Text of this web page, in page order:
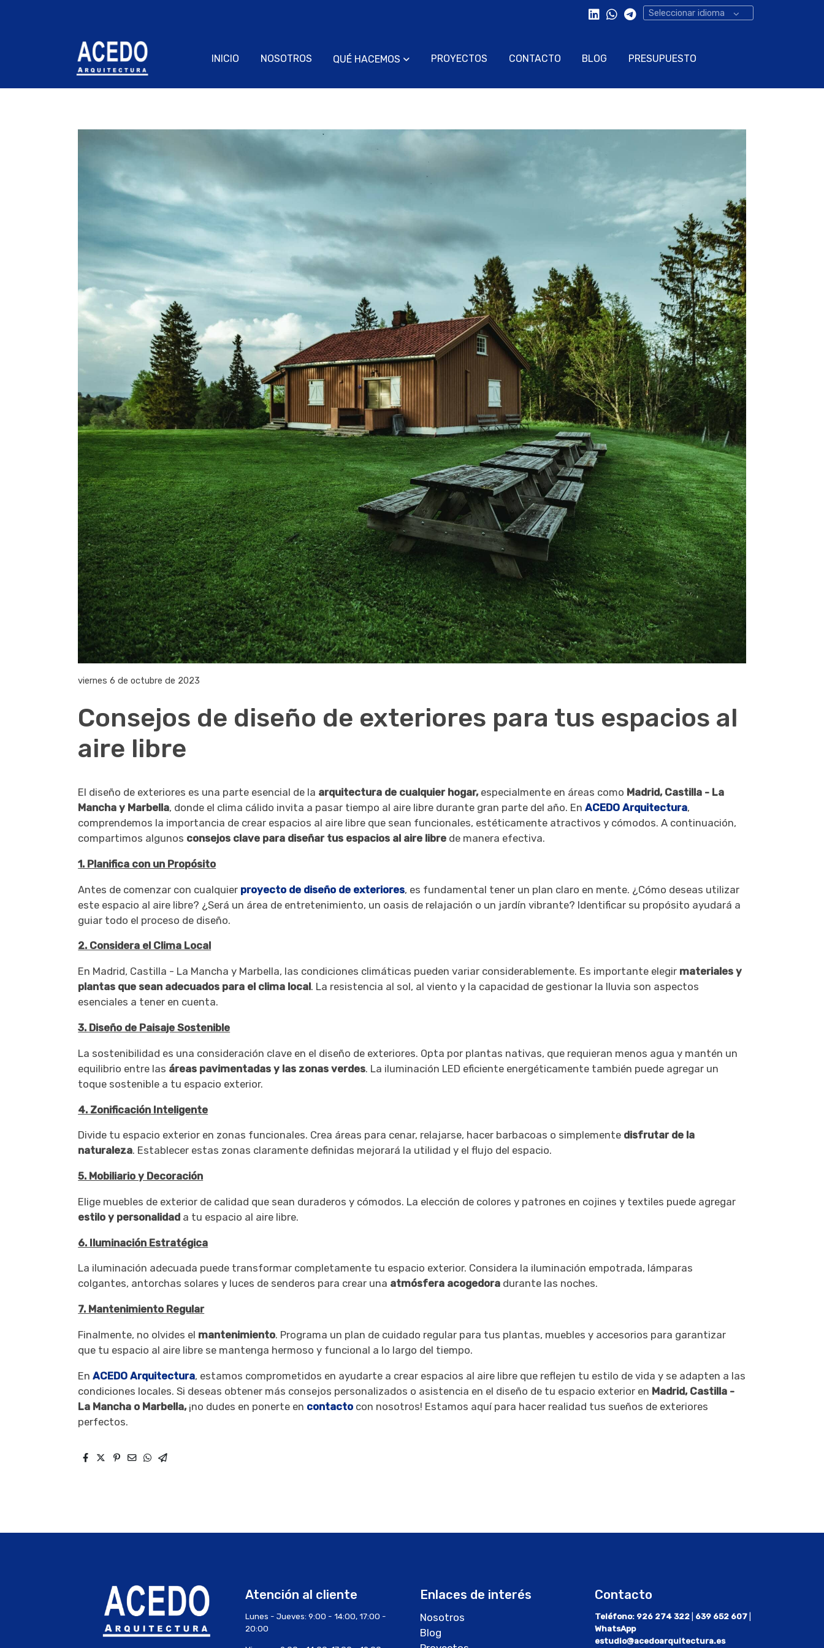
Seleccionar idioma
INICIO NOSOTROS QUÉ HACEMOS PROYECTOS CONTACTO BLOG PRESUPUESTO
viernes 6 de octubre de 2023
Consejos de diseño de exteriores para tus espacios al
aire libre
El diseño de exteriores es una parte esencial de la arquitectura de cualquier hogar, especialmente en áreas como Madrid, Castilla - La
Mancha y Marbella, donde el clima cálido invita a pasar tiempo al aire libre durante gran parte del año. EnACEDO Arquitectura,
comprendemos la importancia de crear espacios al aire libre que sean funcionales, estéticamente atractivos y cómodos. A continuación,
compartimos algunos consejos clave para diseñar tus espacios al aire libre de manera efectiva.
1. Planifica con un Propósito
Antes de comenzar con cualquier proyecto de diseño de exteriores, es fundamental tener un plan claro en mente. ¿Cómo deseas utilizar
este espacio al aire libre? ¿Será un área de entretenimiento, un oasis de relajación o un jardín vibrante? Identificar su propósito ayudará a
guiar todo el proceso de diseño.
2. Considera el Clima Local
En Madrid, Castilla - La Mancha y Marbella, las condiciones climáticas pueden variar considerablemente. Es importante elegir materiales y
plantas que sean adecuados para el clima local. La resistencia al sol, al viento y la capacidad de gestionar la lluvia son aspectos
esenciales a tener en cuenta.
3. Diseño de Paisaje Sostenible
La sostenibilidad es una consideración clave en el diseño de exteriores. Opta por plantas nativas, que requieran menos agua y mantén un
equilibrio entre las áreas pavimentadas y las zonas verdes. La iluminación LED eficiente energéticamente también puede agregar un
toque sostenible a tu espacio exterior.
4. Zonificación Inteligente
Divide tu espacio exterior en zonas funcionales. Crea áreas para cenar, relajarse, hacer barbacoas o simplemente disfrutar de la
naturaleza. Establecer estas zonas claramente definidas mejorará la utilidad y el flujo del espacio.
5. Mobiliario y Decoración
Elige muebles de exterior de calidad que sean duraderos y cómodos. La elección de colores y patrones en cojines y textiles puede agregar
estilo y personalidad a tu espacio al aire libre.
6. Iluminación Estratégica
La iluminación adecuada puede transformar completamente tu espacio exterior. Considera la iluminación empotrada, lámparas
colgantes, antorchas solares y luces de senderos para crear una atmósfera acogedora durante las noches.
7. Mantenimiento Regular
Finalmente, no olvides el mantenimiento. Programa un plan de cuidado regular para tus plantas, muebles y accesorios para garantizar
que tu espacio al aire libre se mantenga hermoso y funcional a lo largo del tiempo.
EnACEDO Arquitectura, estamos comprometidos en ayudarte a crear espacios al aire libre que reflejen tu estilo de vida y se adapten a las
condiciones locales. Si deseas obtener más consejos personalizados o asistencia en el diseño de tu espacio exterior en Madrid, Castilla -
La Mancha o Marbella, ¡no dudes en ponerte en contacto con nosotros! Estamos aquí para hacer realidad tus sueños de exteriores
perfectos.
Atención al cliente
Lunes - Jueves: 9:00 - 14:00, 17:00 -
20:00
Enlaces de interés
Nosotros
Blog
Contacto
Teléfono: 926 274 322| 639 652 607|
WhatsApp
estudio@acedoarquitectura.es